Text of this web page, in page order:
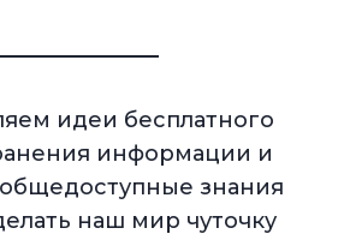
идеи бесплатного
информации и
знания
наш мир чуточку